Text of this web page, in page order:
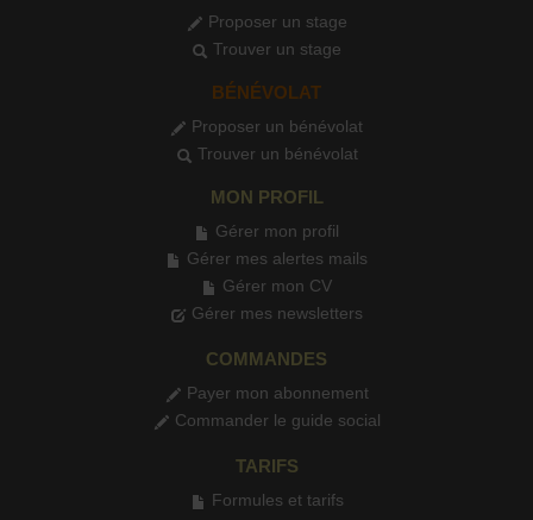
Proposer un stage
Trouver un stage
BÉNÉVOLAT
Proposer un bénévolat
Trouver un bénévolat
MON PROFIL
Gérer mon profil
Gérer mes alertes mails
Gérer mon CV
Gérer mes newsletters
COMMANDES
Payer mon abonnement
Commander le guide social
TARIFS
Formules et tarifs